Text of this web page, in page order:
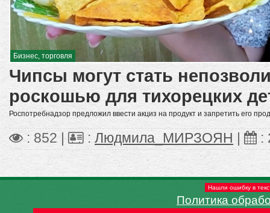
Бизнес, торговля
Чипсы могут стать
роскошью для тихорецких
Роспотребнадзор предложил ввести акциз на продукт и запретить его
: 852 | : Людмила_МИРЗОЯН :
Нашли ошибку в
Политика